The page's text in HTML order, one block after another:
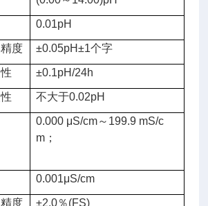
0.01pH
度 ±0.05pH±1个字
±0.1pH/24h
不大于0.02pH
0.000 μS/cm～199.9 mS/c
m；
0.001μS/cm
精度 ±2.0％(FS)